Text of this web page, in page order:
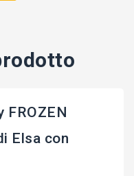
FROZEN
Elsa con